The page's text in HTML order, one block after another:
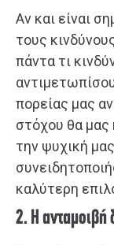
Αν και είναι
τους
πάντα τι
πορείας μας
στόχου θα μας
την ψυχική
καλύτερη
2. Η ανταμοιβή